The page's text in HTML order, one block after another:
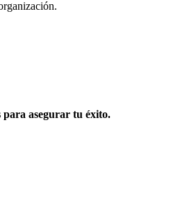
para asegurar tu éxito.